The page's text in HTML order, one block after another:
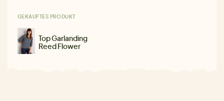
GEKAUFTES PRODUKT
Top Garlanding
Reed Flower